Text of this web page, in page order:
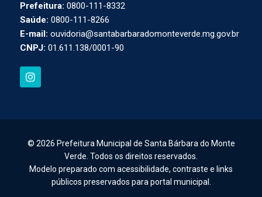
Prefeitura: 0800-111-8332
Saúde: 0800-111-8266
E-mail: ouvidoria@santabarbaradomonteverde.mg.gov.br
CNPJ: 01.611.138/0001-90
I
n
g
a
© 2026 Prefeitura Municipal de Santa Bárbara do Monte
Verde. Todos os direitos reservados.
Modelo preparado com acessibilidade, contraste e links
públicos preservados para portal municipal.